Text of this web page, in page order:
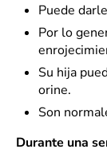
Puede
Por lo
Su hija
orine.
Son
Durante una